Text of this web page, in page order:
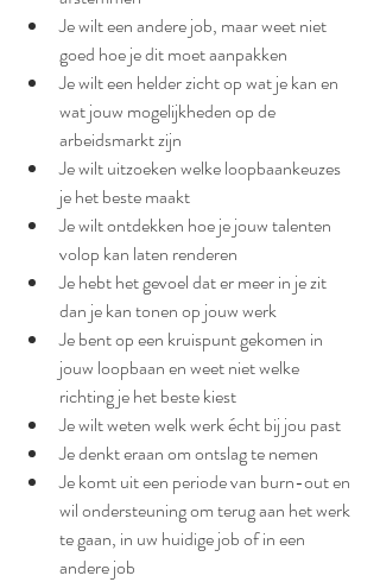
Je wilt een andere job, maar weet niet
goed hoe je dit moet aanpakken
Je wilt een helder zicht op wat je kan en
wat jouw mogelijkheden op de
arbeidsmarkt zijn
Je wilt uitzoeken welke loopbaankeuzes
je het beste maakt
Je wilt ontdekken hoe je jouw talenten
volop kan laten renderen
Je hebt het gevoel dat er meer in je zit
dan je kan tonen op jouw werk
Je bent op een kruispunt gekomen in
jouw loopbaan en weet niet welke
richting je het beste kiest
Je wilt weten welk werk écht bij jou past
Je denkt eraan om ontslag te nemen
Je komt uit een periode van burn-out en
wil ondersteuning om terug aan het werk
te gaan, in uw huidige job of in een
andere job